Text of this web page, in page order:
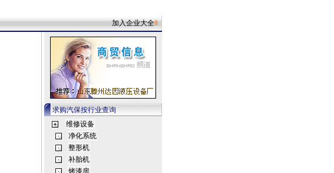
加入企业大全8
求购汽保按行业查询